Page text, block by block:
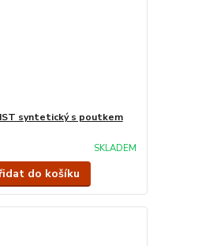
syntetický s poutkem
SKLADEM
do košíku